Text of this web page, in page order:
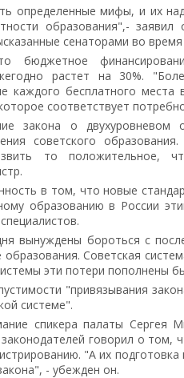
определенные мифы, и их
образования",-
сенаторами во
бюджетное
растет на 30%.
каждого бесплатного места
соответствует
закона о двухуровневом
советского
то положительное,
в том, что новые
образованию в России
вынуждены бороться с
Советская
эти потери пополнены
"привязывания
системе".
спикера палаты Сергея
говорил о том,
"А их
- убежден он.